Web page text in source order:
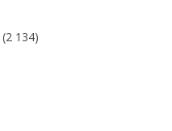
(2 134)